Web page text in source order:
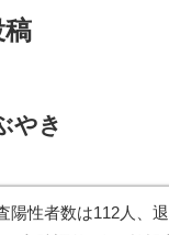
稿
やき
陽性者数は112人、